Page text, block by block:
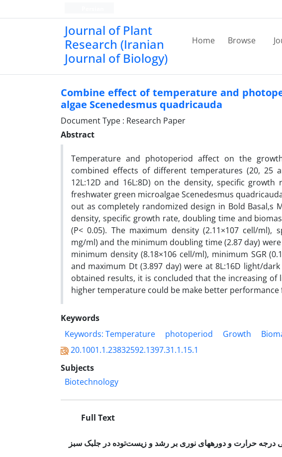
Journal of Plant
Research (Iranian
Journal of Biology)
Home Browse
Combine effect of temperature and
algae Scenedesmus quadricauda
Document Type : Research Paper
Abstract
Temperature and photoperiod affect on the
combined effects of different temperatures (20, 25
12L:12D and 16L:8D) on the density, specific
freshwater green microalgae Scenedesmus
out as completely randomized design in Bold Basal,s
density, specific growth rate, doubling time and
(P< 0.05). The maximum density (2.11×107 cell/ml),
mg/ml) and the minimum doubling time (2.87 day)
minimum density (8.18×106 cell/ml), minimum SGR
and maximum Dt (3.897 day) were at 8L:16D light/
obtained results, it is concluded that the increasing
higher temperature could be make better performance
Keywords
Keywords: Temperature
photoperiod Growth
20.1001.1.23832592.1397.31.1.15.1
Subjects
Biotechnology
Full Text